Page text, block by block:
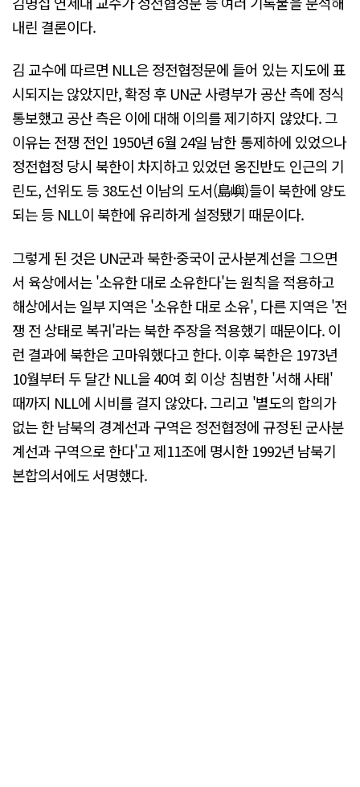
내린 결론이다.
김 교수에 따르면 NLL은 정전협정문에 들어 있는 지도에 표
시되지는 않았지만, 확정 후 UN군 사령부가 공산 측에 정식
통보했고 공산 측은 이에 대해 이의를 제기하지 않았다. 그
이유는 전쟁 전인 1950년 6월 24일 남한 통제하에 있었으나
정전협정 당시 북한이 차지하고 있었던 옹진반도 인근의 기
린도, 선위도 등 38도선 이남의 도서(島嶼)들이 북한에 양도
되는 등 NLL이 북한에 유리하게 설정됐기 때문이다.
그렇게 된 것은 UN군과 북한·중국이 군사분계선을 그으면
서 육상에서는 '소유한 대로 소유한다'는 원칙을 적용하고
해상에서는 일부 지역은 '소유한 대로 소유', 다른 지역은 '전
쟁 전 상태로 복귀'라는 북한 주장을 적용했기 때문이다. 이
런 결과에 북한은 고마워했다고 한다. 이후 북한은 1973년
10월부터 두 달간 NLL을 40여 회 이상 침범한 '서해 사태'
때까지 NLL에 시비를 걸지 않았다. 그리고 '별도의 합의가
없는 한 남북의 경계선과 구역은 정전협정에 규정된 군사분
계선과 구역으로 한다'고 제11조에 명시한 1992년 남북기
본합의서에도 서명했다.